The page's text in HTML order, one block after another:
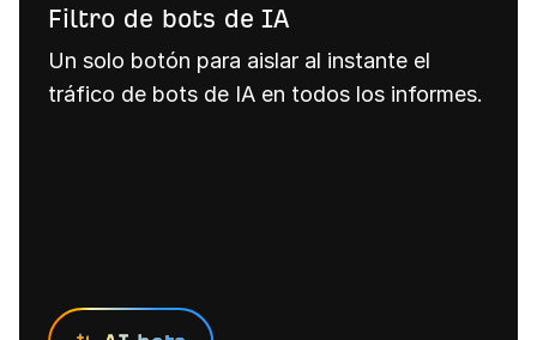
Filtro de bots de IA
Un solo botón para aislar al instante el
tráfico de bots de IA en todos los informes.